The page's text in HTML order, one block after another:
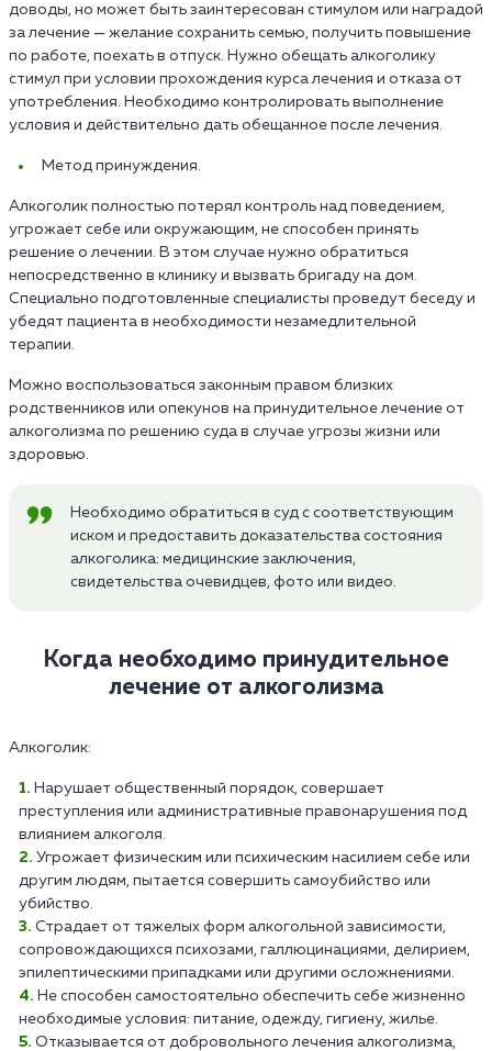
доводы, но может быть заинтересован стимулом или наградой
за лечение — желание сохранить семью, получить повышение
по работе, поехать в отпуск. Нужно обещать алкоголику
стимул при условии прохождения курса лечения и отказа от
употребления. Необходимо контролировать выполнение
условия и действительно дать обещанное после лечения.
Метод принуждения.
Алкоголик полностью потерял контроль над поведением,
угрожает себе или окружающим, не способен принять
решение о лечении. В этом случае нужно обратиться
непосредственно в клинику и вызвать бригаду на дом.
Специально подготовленные специалисты проведут беседу и
убедят пациента в необходимости незамедлительной
терапии.
Можно воспользоваться законным правом близких
родственников или опекунов на принудительное лечение от
алкоголизма по решению суда в случае угрозы жизни или
здоровью.
Необходимо обратиться в суд с соответствующим
иском и предоставить доказательства состояния
алкоголика: медицинские заключения,
свидетельства очевидцев, фото или видео.
Когда необходимо принудительное
лечение от алкоголизма
Алкоголик:
Нарушает общественный порядок, совершает
преступления или административные правонарушения под
влиянием алкоголя.
Угрожает физическим или психическим насилием себе или
другим людям, пытается совершить самоубийство или
убийство.
Страдает от тяжелых форм алкогольной зависимости,
сопровождающихся психозами, галлюцинациями, делирием,
эпилептическими припадками или другими осложнениями.
Не способен самостоятельно обеспечить себе жизненно
необходимые условия: питание, одежду, гигиену, жилье.
Отказывается от добровольного лечения алкоголизма,